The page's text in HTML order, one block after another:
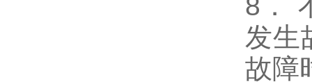
发生
故障